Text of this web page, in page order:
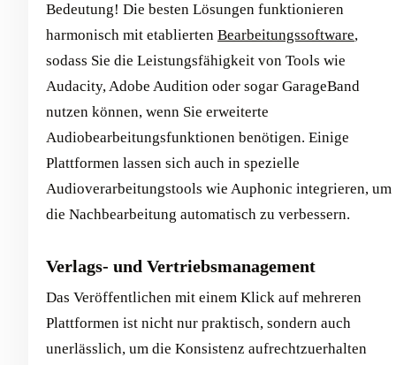
Bedeutung! Die besten Lösungen funktionieren
harmonisch mit etablierten Bearbeitungssoftware,
sodass Sie die Leistungsfähigkeit von Tools wie
Audacity, Adobe Audition oder sogar GarageBand
nutzen können, wenn Sie erweiterte
Audiobearbeitungsfunktionen benötigen. Einige
Plattformen lassen sich auch in spezielle
Audioverarbeitungstools wie Auphonic integrieren, um
die Nachbearbeitung automatisch zu verbessern.
Verlags- und Vertriebsmanagement
Das Veröffentlichen mit einem Klick auf mehreren
Plattformen ist nicht nur praktisch, sondern auch
unerlässlich, um die Konsistenz aufrechtzuerhalten